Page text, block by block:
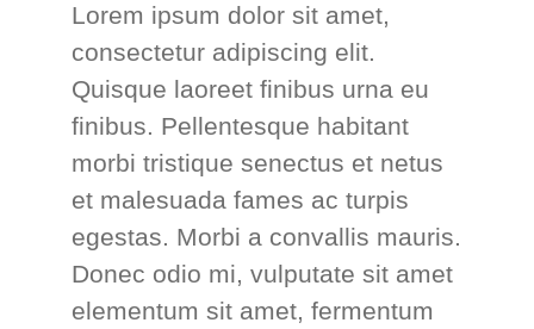
Lorem ipsum dolor sit amet,
consectetur adipiscing elit.
Quisque laoreet finibus urna eu
finibus. Pellentesque habitant
morbi tristique senectus et netus
et malesuada fames ac turpis
egestas. Morbi a convallis mauris.
Donec odio mi, vulputate sit amet
elementum sit amet, fermentum